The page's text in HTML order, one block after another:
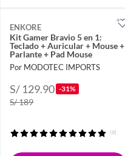
ENKORE
Kit Gamer Bravio 5 en 1:
Teclado + Auricular + Mouse +
Parlante + Pad Mouse
Por MODOTEC IMPORTS
S/ 129.90 -31%
S/ 189
(6)